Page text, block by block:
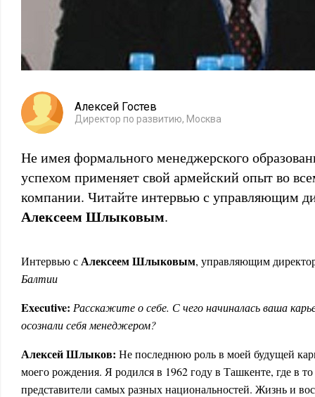
Алексей Гостев
Директор по развитию, Москва
Не имея формального менеджерского
успехом применяет свой армейский опыт во
компании. Читайте интервью с управляющим
Алексеем Шлыковым.
Интервью сАлексеем Шлыковым, управляющим
Балтии
Executive: Расскажите о себе. С чего начиналась ваша
осознали себя менеджером?
Алексей Шлыков: Не последнюю рольв моей будущей
моего рождения. Я родился в 1962 году в Ташкенте, где в
представители самых разных национальностей. Жизнь и